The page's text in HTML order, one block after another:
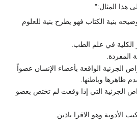
هذا المثال:"
بنية الكتاب فهو يطرح بنية للعلوم
الكلية في علم الطب.
المفردة.
الجزئية الواقعة بأعضاء الإنسان عضواً
ظاهرها وباطنها.
الجزئية التي إذا وقعت لم تختص بعضو
الأدوية وهو الاقرا باذين.